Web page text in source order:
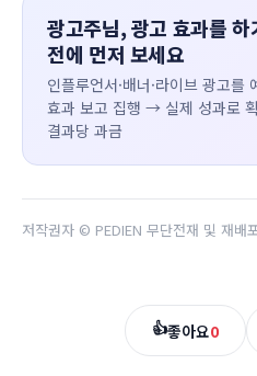
광고주님, 광고 효과를 하
전에 먼저 보세요
인플루언서·배너·라이브 광고를
효과 보고 집행 → 실제 성과로
결과당 과금
저작권자 © PEDIEN 무단전재 및 재배
👍좋아요0